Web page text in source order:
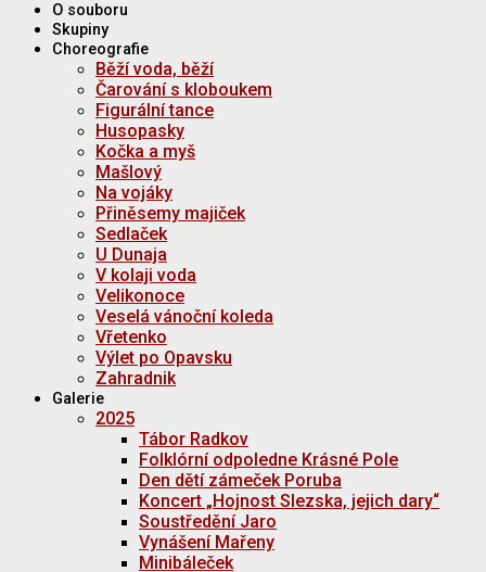
O souboru
Skupiny
Choreografie
Běží voda, běží
Čarování s kloboukem
Figurální tance
Husopasky
Kočka a myš
Mašlový
Na vojáky
Přiněsemy majiček
Sedlaček
U Dunaja
V kolaji voda
Velikonoce
Veselá vánoční koleda
Vřetenko
Výlet po Opavsku
Zahradnik
Galerie
2025
Tábor Radkov
Folklórní odpoledne Krásné Pole
Den dětí zámeček Poruba
Koncert „Hojnost Slezska, jejich dary“
Soustředění Jaro
Vynášení Mařeny
Minibáleček